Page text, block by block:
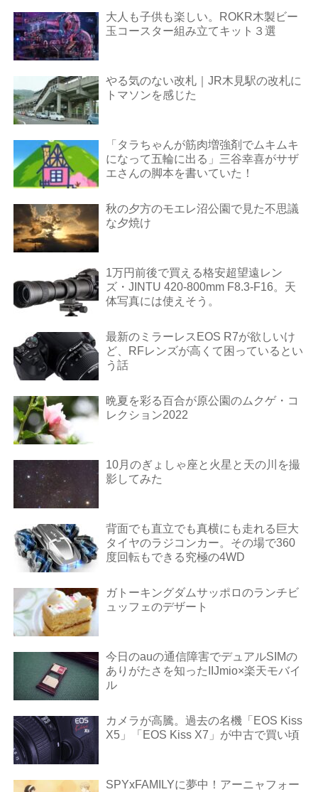
大人も子供も楽しい。ROKR木製ビー
玉コースター組み立てキット３選
やる気のない改札｜JR木見駅の改札に
トマソンを感じた
「タラちゃんが筋肉増強剤でムキムキ
になって五輪に出る」三谷幸喜がサザ
エさんの脚本を書いていた！
秋の夕方のモエレ沼公園で見た不思議
な夕焼け
1万円前後で買える格安超望遠レン
ズ・JINTU 420-800mm F8.3-F16。天
体写真には使えそう。
最新のミラーレスEOS R7が欲しいけ
ど、RFレンズが高くて困っているとい
う話
晩夏を彩る百合が原公園のムクゲ・コ
レクション2022
10月のぎょしゃ座と火星と天の川を撮
影してみた
背面でも直立でも真横にも走れる巨大
タイヤのラジコンカー。その場で360
度回転もできる究極の4WD
ガトーキングダムサッポロのランチビ
ュッフェのデザート
今日のauの通信障害でデュアルSIMの
ありがたさを知ったIIJmio×楽天モバイ
ル
カメラが高騰。過去の名機「EOS Kiss
X5」「EOS Kiss X7」が中古で買い頃
SPYxFAMILYに夢中！アーニャフォー